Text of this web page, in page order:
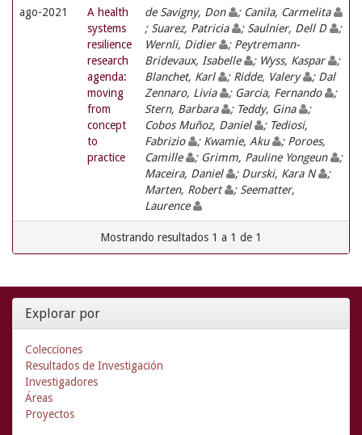
ago-2021
A health
systems
resilience
research
agenda:
moving
from
concept
to
practice
de Savigny, Don
; Canila, Carmelita
; Suarez, Patricia
; Saulnier, Dell D
;
Wernli, Didier
; Peytremann-
Bridevaux, Isabelle
; Wyss, Kaspar
;
Blanchet, Karl
; Ridde, Valery
; Dal
Zennaro, Livia
; Garcia, Fernando
;
Stern, Barbara
; Teddy, Gina
;
Cobos Muñoz, Daniel
; Tediosi,
Fabrizio
; Kwamie, Aku
; Poroes,
Camille
; Grimm, Pauline Yongeun
;
Maceira, Daniel
; Durski, Kara N
;
Marten, Robert
; Seematter,
Laurence
Mostrando resultados 1 a 1 de 1
Explorar por
Colecciones
Resultados de Investigación
Investigadores
Áreas
Proyectos